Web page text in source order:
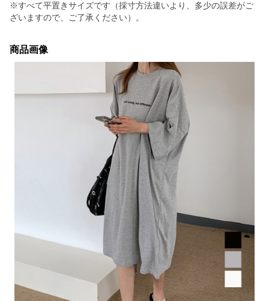
※すべて平置きサイズです（採寸方法違いより、多少の誤差がご
ざいますので、ご了承ください）。
商品画像